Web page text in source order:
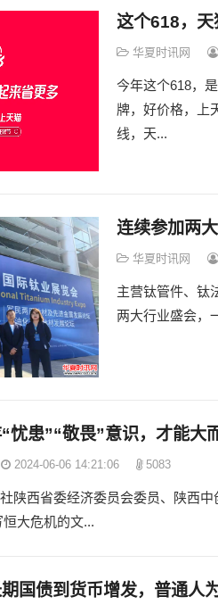
这个618，
华夏时讯网
今年这个618，
牌，好价格，上
线，天...
连续参加两
华夏时讯网
主营钛管件、钛
两大行业盛会，
忧患”“敬畏”意识，才能大
2024-06-06 14:21:06 5083
陕西省委经济委员会委员、陕西
大危机的文...
国债到货币增发，普通人